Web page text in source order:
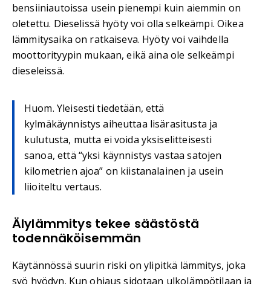
bensiiniautoissa usein pienempi kuin aiemmin on
oletettu. Dieselissä hyöty voi olla selkeämpi. Oikea
lämmitysaika on ratkaiseva. Hyöty voi vaihdella
moottorityypin mukaan, eikä aina ole selkeämpi
dieseleissä.
Huom. Yleisesti tiedetään, että
kylmäkäynnistys aiheuttaa lisärasitusta ja
kulutusta, mutta ei voida yksiselitteisesti
sanoa, että “yksi käynnistys vastaa satojen
kilometrien ajoa” on kiistanalainen ja usein
liioiteltu vertaus.
Älylämmitys tekee säästöstä
todennäköisemmän
Käytännössä suurin riski on ylipitkä lämmitys, joka
syö hyödyn. Kun ohjaus sidotaan ulkolämpötilaan ja